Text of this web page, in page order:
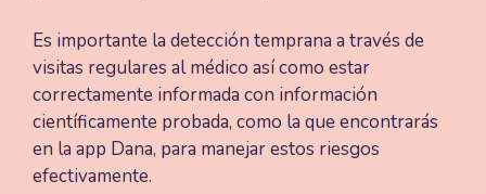
Es importante la detección temprana a través de
visitas regulares al médico así como estar
correctamente informada con información
científicamente probada, como la que encontrarás
en la app Dana, para manejar estos riesgos
efectivamente.